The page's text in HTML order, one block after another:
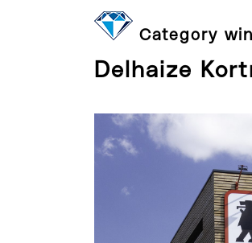
Category
Delhaize